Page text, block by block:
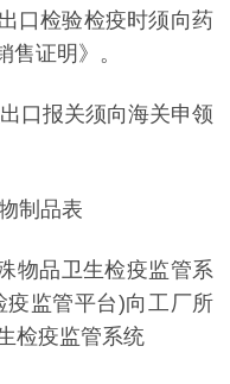
口检验检疫时须向药
证明》。
口报关须向海关申领
制品表
物品卫生检疫监管系
监管平台)向工厂所
检疫监管系统